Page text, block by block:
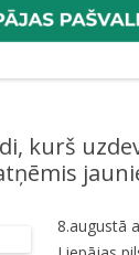
kurš
8.augustā